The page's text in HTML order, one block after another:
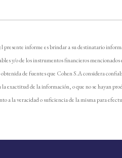
informe es brindar a su destinatario
y/o de los instrumentos financieros
de fuentes que Cohen S.A considera
de la información, o que no se hayan
a la veracidad o suficiencia de la misma para